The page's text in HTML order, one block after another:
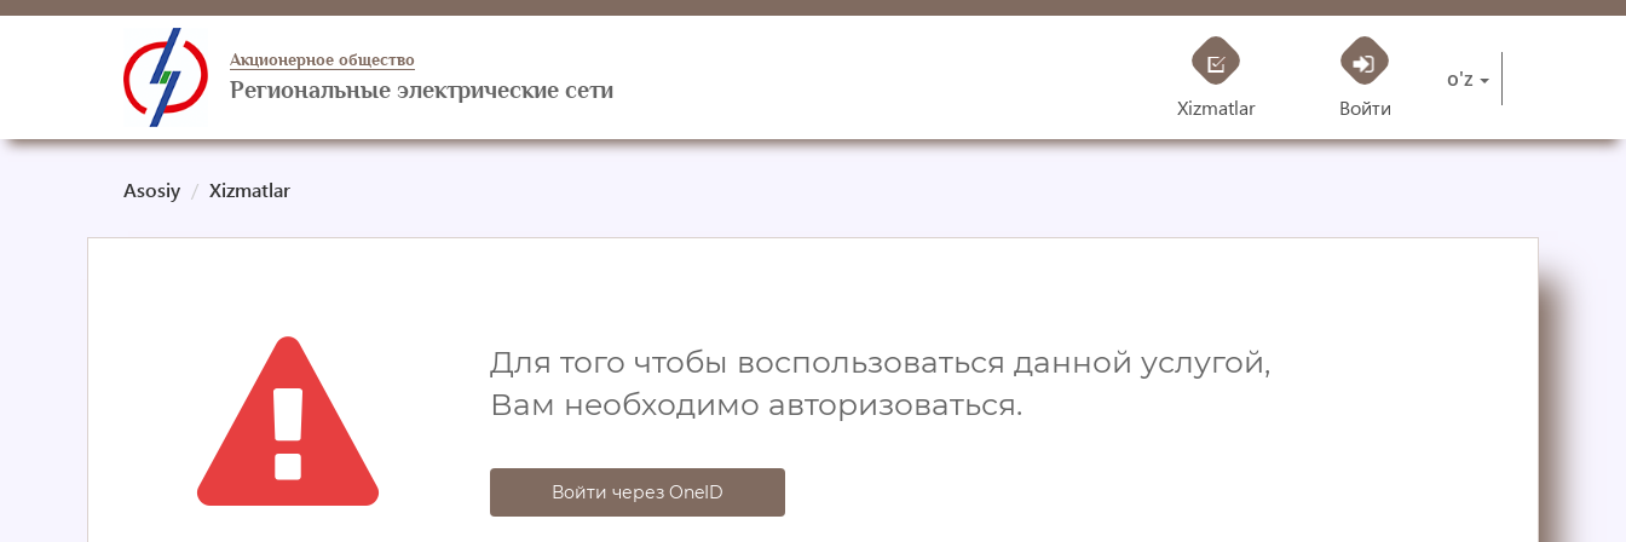
Акционерное общество
Региональные электрические сети
Войти
Xizmatlar
o'z
Asosiy Xizmatlar
Для того чтобы воспользоваться данной услугой,
Вам необходимо авторизоваться.
Войти через OneID